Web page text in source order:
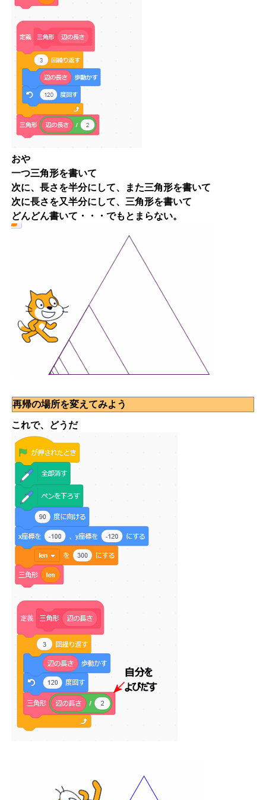
おや
一つ三角形を書いて
次に、長さを半分にして、また三角形を書いて
次に長さを又半分にして、三角形を書いて
どんどん書いて・・・でもとまらない。
再帰の場所を変えてみよう
これで、どうだ